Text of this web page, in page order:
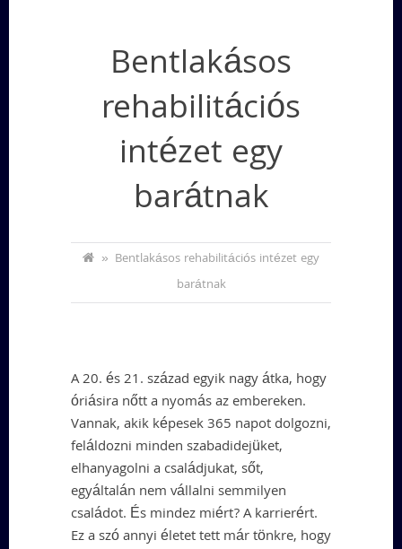
Bentlakásos
rehabilitációs
intézet egy
barátnak
» Bentlakásos rehabilitációs intézet egy
barátnak
A 20. és 21. század egyik nagy átka, hogy
óriásira nőtt a nyomás az embereken.
Vannak, akik képesek 365 napot dolgozni,
feláldozni minden szabadidejüket,
elhanyagolni a családjukat, sőt,
egyáltalán nem vállalni semmilyen
családot. És mindez miért? A karrierért.
Ez a szó annyi életet tett már tönkre, hogy